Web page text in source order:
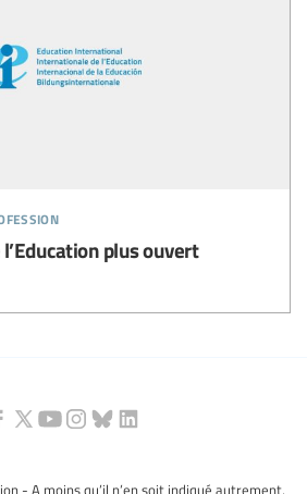
plus ouvert
- A moins qu’il n’en soit indiqué autrement,